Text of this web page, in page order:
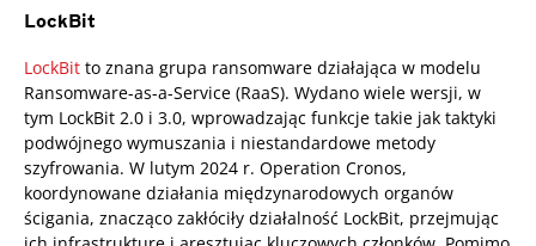
LockBit
LockBit to znana grupa ransomware działająca w modelu
Ransomware-as-a-Service (RaaS). Wydano wiele wersji, w
tym LockBit 2.0 i 3.0, wprowadzając funkcje takie jak taktyki
podwójnego wymuszania i niestandardowe metody
szyfrowania. W lutym 2024 r. Operation Cronos,
koordynowane działania międzynarodowych organów
ścigania, znacząco zakłóciły działalność LockBit, przejmując